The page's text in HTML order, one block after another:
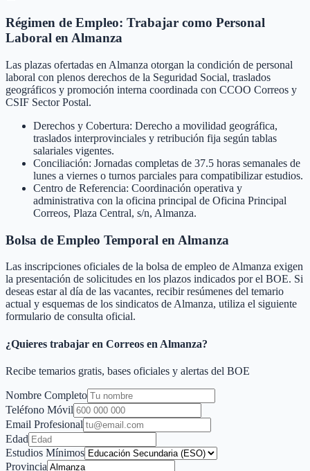
Régimen de Empleo: Trabajar como Personal
Laboral en Almanza
Las plazas ofertadas en Almanza otorgan la condición de personal
laboral con plenos derechos de la Seguridad Social, traslados
geográficos y promoción interna coordinada con CCOO Correos y
CSIF Sector Postal.
Derechos y Cobertura: Derecho a movilidad geográfica,
traslados interprovinciales y retribución fija según tablas
salariales vigentes.
Conciliación: Jornadas completas de 37.5 horas semanales de
lunes a viernes o turnos parciales para compatibilizar estudios.
Centro de Referencia: Coordinación operativa y
administrativa con la oficina principal de Oficina Principal
Correos, Plaza Central, s/n, Almanza.
Bolsa de Empleo Temporal en Almanza
Las inscripciones oficiales de la bolsa de empleo deAlmanza exigen
la presentación de solicitudes en los plazos indicados por el BOE. Si
deseas estar al día de las vacantes, recibir resúmenes del temario
actual y esquemas de los sindicatos deAlmanza, utiliza el siguiente
formulario de consulta oficial.
¿Quieres trabajar en Correos en Almanza?
Recibe temarios gratis, bases oficiales y alertas del BOE
Nombre Completo
Teléfono Móvil
Email Profesional
Edad
Estudios Mínimos
Provincia